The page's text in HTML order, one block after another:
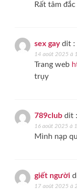
Rất tâm
sex gay dit :
14 août 2025 à
Trang web
trụy
789club dit :
16 août 2025 à
Mình nạp
giết người
17 août 2025 à